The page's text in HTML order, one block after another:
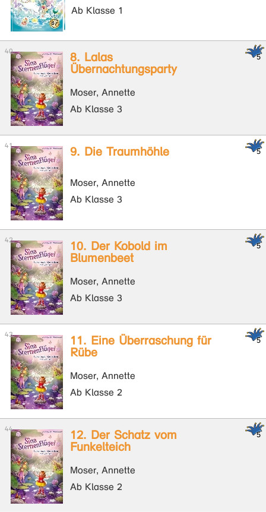
Ab Klasse 1
8. Lalas
Übernachtungsparty
Moser, Annette
Ab Klasse 3
9. Die Traumhöhle
Moser, Annette
Ab Klasse 3
10. Der Kobold im
Blumenbeet
Moser, Annette
Ab Klasse 3
11. Eine Überraschung für
Rübe
Moser, Annette
Ab Klasse 2
12. Der Schatz vom
Funkelteich
Moser, Annette
Ab Klasse 2